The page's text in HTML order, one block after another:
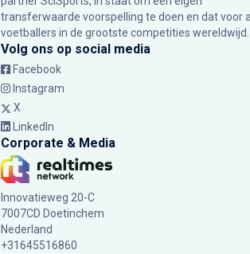
transferwaarde voorspelling te doen en dat voor
voetballers in de grootste competities wereldwijd.
Volg ons op social media
Facebook
Instagram
X
LinkedIn
Corporate & Media
Innovatieweg 20-C
7007CD Doetinchem
Nederland
+31645516860